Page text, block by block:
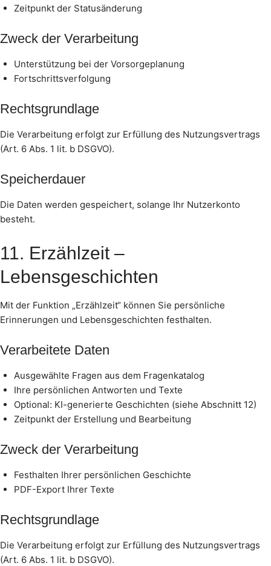
Zeitpunkt der Statusänderung
Zweck der Verarbeitung
Unterstützung bei der Vorsorgeplanung
Fortschrittsverfolgung
Rechtsgrundlage
Die Verarbeitung erfolgt zur Erfüllung des Nutzungsvertrags
(Art. 6 Abs. 1 lit. b DSGVO).
Speicherdauer
Die Daten werden gespeichert, solange Ihr Nutzerkonto
besteht.
11. Erzählzeit –
Lebensgeschichten
Mit der Funktion „Erzählzeit“ können Sie persönliche
Erinnerungen und Lebensgeschichten festhalten.
Verarbeitete Daten
Ausgewählte Fragen aus dem Fragenkatalog
Ihre persönlichen Antworten und Texte
Optional: KI-generierte Geschichten (siehe Abschnitt 12)
Zeitpunkt der Erstellung und Bearbeitung
Zweck der Verarbeitung
Festhalten Ihrer persönlichen Geschichte
PDF-Export Ihrer Texte
Rechtsgrundlage
Die Verarbeitung erfolgt zur Erfüllung des Nutzungsvertrags
(Art. 6 Abs. 1 lit. b DSGVO).